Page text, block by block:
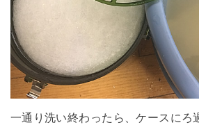
一通り洗い終わったら、ケースにろ